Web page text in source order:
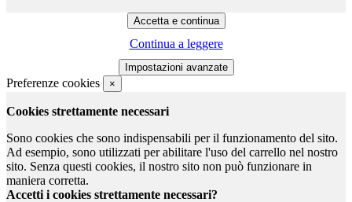
Continua a leggere
Preferenze cookies ×
Cookies strettamente necessari
Sono cookies che sono indispensabili per il funzionamento del sito.
Ad esempio, sono utilizzati per abilitare l'uso del carrello nel nostro
sito. Senza questi cookies, il nostro sito non può funzionare in
maniera corretta.
Accetti i cookies strettamente necessari?